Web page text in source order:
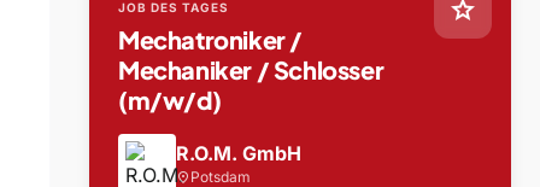
star
JOB DES TAGES
Mechatroniker /
Mechaniker / Schlosser
(m/w/d)
R.O.M. GmbH
location_on Potsdam